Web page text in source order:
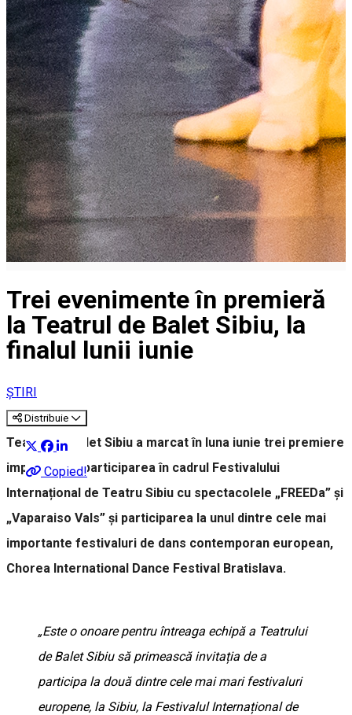
Trei evenimente în premieră
la Teatrul de Balet Sibiu, la
finalul lunii iunie
ȘTIRI
Distribuie
Copied!
Teatrul de Balet Sibiu a marcat în luna iunie trei premiere
importante - participarea în cadrul Festivalului
Internațional de Teatru Sibiu cu spectacolele „FREEDa” și
„Vaparaiso Vals” și participarea la unul dintre cele mai
importante festivaluri de dans contemporan european,
Chorea International Dance Festival Bratislava.
„Este o onoare pentru întreaga echipă a Teatrului
de Balet Sibiu să primească invitația de a
participa la două dintre cele mai mari festivaluri
europene, la Sibiu, la Festivalul Internațional de